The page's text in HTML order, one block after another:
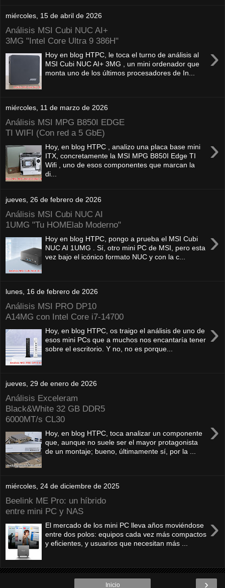
miércoles, 15 de abril de 2026
Análisis MSI Cubi NUC AI+
3MG "Intel Core Ultra 9 386H"
›
Hoy en blog HTPC, le toca el turno de análisis al
MSI Cubi NUC AI+ 3MG , un mini ordenador que
monta uno de los últimos procesadores de In...
miércoles, 11 de marzo de 2026
Análisis MSI MPG B850I EDGE
TI WIFI (Con red a 5 GbE)
›
Hoy, en blog HTPC , analizo una placa base mini
ITX, concretamente la MSI MPG B850I Edge TI
Wifi , uno de esos componentes que marcan la
di...
jueves, 26 de febrero de 2026
Análisis MSI Cubi NUC AI
1UMG "Tu HOMElab Moderno"
›
Hoy en blog HTPC, pongo a prueba el MSI Cubi
NUC AI 1UMG . Sí, otro mini PC de MSI, pero esta
vez bajo el icónico formato NUC y con la c...
lunes, 16 de febrero de 2026
Análisis MSI PRO DP10
A14MG con Intel Core i7-14700
›
Hoy, en blog HTPC, os traigo el análisis de uno de
esos mini PCs que a muchos nos encantaría tener
sobre el escritorio. Y no, no es porque...
jueves, 29 de enero de 2026
Análisis Exceleram
Black&White 32 GB DDR5
6000MT/s CL30
›
Hoy, en blog HTPC, toca analizar un componente
que, aunque no suele ser el mayor protagonista
de un montaje; bueno, últimamente sí, por la ...
miércoles, 24 de diciembre de 2025
Beelink ME Pro: un híbrido
entre mini PC y NAS
›
El mercado de los mini PC lleva años moviéndose
entre dos polos: equipos cada vez más compactos
y eficientes, y usuarios que necesitan más ...
›
Inicio